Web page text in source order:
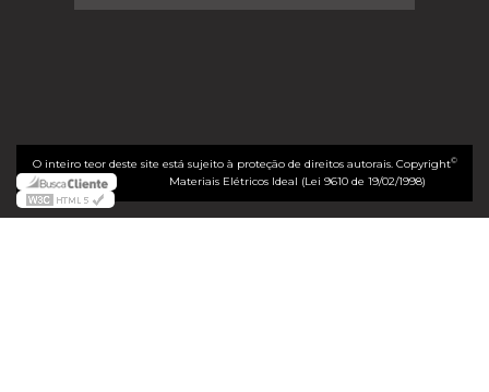
O inteiro teor deste site está sujeito à proteção de direitos autorais. Copyright©
Materiais Elétricos Ideal (Lei 9610 de 19/02/1998)